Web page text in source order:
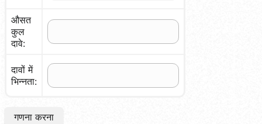
औसत
कुल
दावे:
दावों में
भिन्नता:
गणना करना